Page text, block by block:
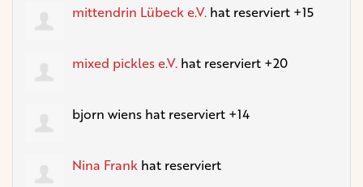
mittendrin Lübeck e.V. hat reserviert +15
mixed pickles e.V. hat reserviert +20
bjorn wiens hat reserviert +14
Nina Frank hat reserviert